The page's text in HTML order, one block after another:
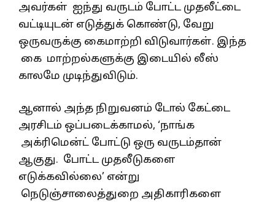
அவர்கள் ஐந்து வருடம் போட்ட முதலீட்டை
வட்டியுடன் எடுத்துக் கொண்டு, வேறு
ஒருவருக்கு கைமாற்றி விடுவார்கள். இந்த
கை மாற்றல்களுக்கு இடையில் லீஸ்
காலமே முடிந்துவிடும்.
ஆனால் அந்த நிறுவனம் டோல் கேட்டை
அரசிடம் ஒப்படைக்காமல், ‘நாங்க
அக்ரிமென்ட் போட்டு ஒரு வருடம்தான்
ஆகுது. போட்ட முதலீடுகளை
எடுக்கவில்லை’ என்று
நெடுஞ்சாலைத்துறை அதிகாரிகளை